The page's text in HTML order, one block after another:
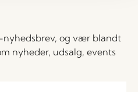
nyhedsbrev, og vær blandt
nyheder, udsalg, events